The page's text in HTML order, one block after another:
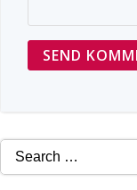
Search
for: